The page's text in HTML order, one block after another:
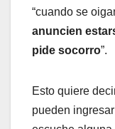
“cuando se
anuncien
pide socorro”.
Esto quiere
pueden